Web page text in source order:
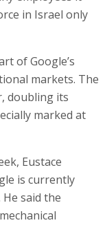
in Israel only
of Google’s
markets. The
doubling its
marked at
Eustace
is currently
said the